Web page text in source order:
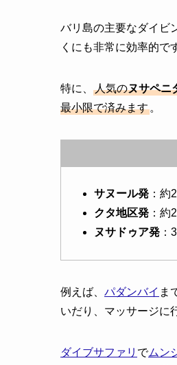
バリ島の主要なダイビ
くにも非常に効率的で
特に、 人気のヌサペニ
最小限で済みます 。
サヌール発 ：約
クタ地区発 ：約
ヌサドゥア発
例えば、 パダンバイ ま
いだり、マッサージに
ダイブサファリ でムン